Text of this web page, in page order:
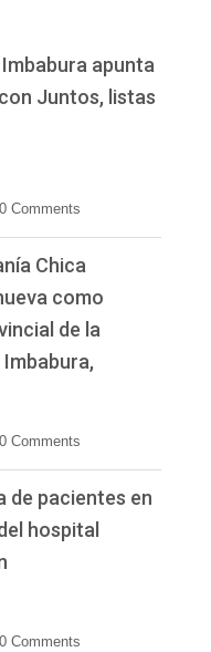
apunta
Juntos, listas
0 Comments
Chica
como
de la
0 Comments
de pacientes en
hospital
0 Comments